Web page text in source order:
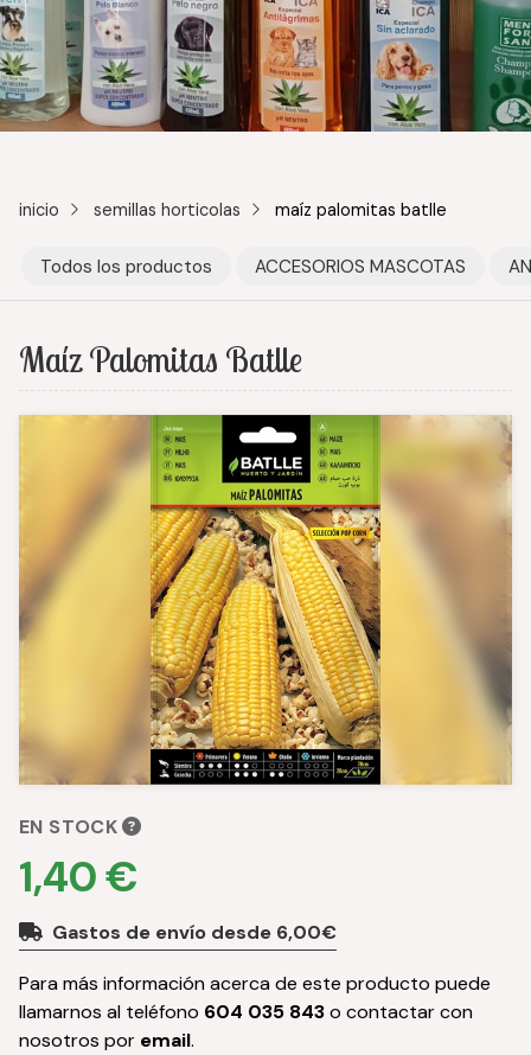
inicio semillas horticolas maíz palomitas batlle
Todos los productos ACCESORIOS MASCOTAS
Maíz Palomitas Batlle
EN STOCK
1,40 €
Gastos de envío desde 6,00€
Para más información acerca de este producto puede
llamarnos al teléfono 604 035 843o contactar con
nosotros por email.